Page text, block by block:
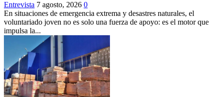
Entrevista 7 agosto, 2026 0
En situaciones de emergencia extrema y desastres naturales, el
voluntariado joven no es solo una fuerza de apoyo: es el motor que
impulsa la...